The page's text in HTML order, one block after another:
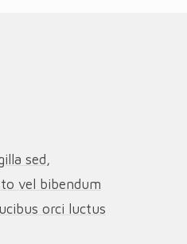
sed,
vel bibendum
orci luctus